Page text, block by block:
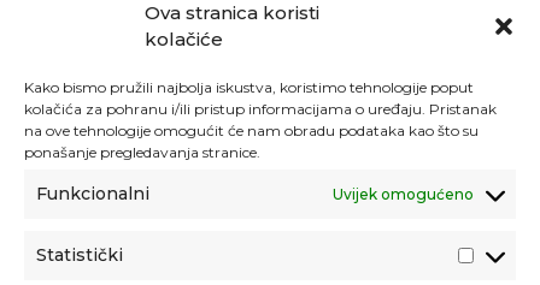
Ova stranica koristi
kolačiće
Kako bismo pružili najbolja iskustva, koristimo tehnologije poput
kolačića za pohranu i/ili pristup informacijama o uređaju. Pristanak
na ove tehnologije omogućit će nam obradu podataka kao što su
ponašanje pregledavanja stranice.
Funkcionalni Uvijek omogućeno
Statistički